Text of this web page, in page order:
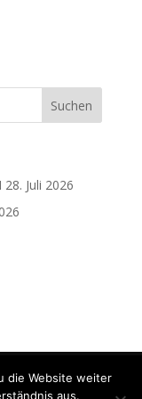
28. Juli 2026
die Website weiter
aus.